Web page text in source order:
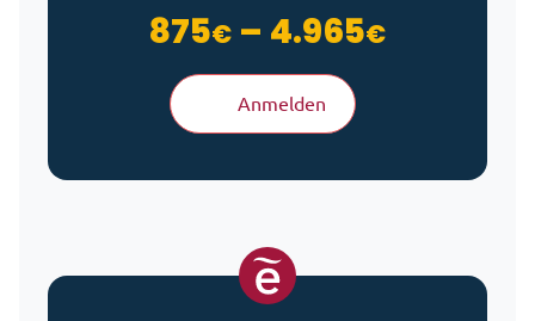
875€ – 4.965€
Anmelden